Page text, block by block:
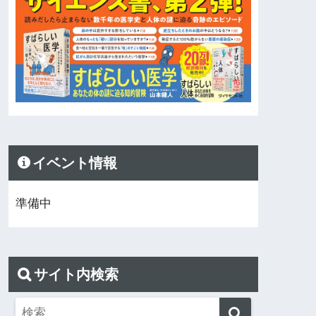
イベント情報
準備中
サイト内検索